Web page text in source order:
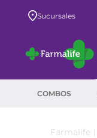
Sucursales
COMBOS